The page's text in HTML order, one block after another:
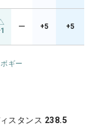
ー +5 +5
ボギー
スタンス 238.5